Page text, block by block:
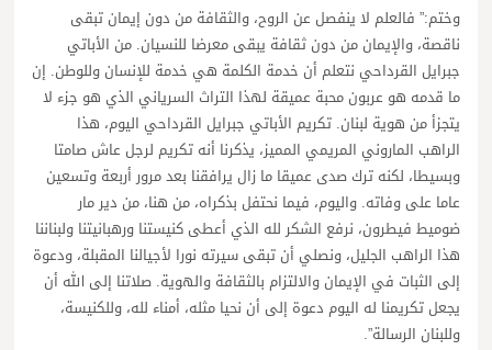
وختم:” فالعلم لا ينفصل عن الروح، والثقافة من دون إيمان تبقى
ناقصة، والإيمان من دون ثقافة يبقى معرضا للنسيان. من الأباتي
جبرايل القرداحي نتعلم أن خدمة الكلمة هي خدمة للإنسان وللوطن. إن
ما قدمه هو عربون محبة عميقة لهذا التراث السرياني الذي هو جزء لا
يتجزأ من هوية لبنان. تكريم الأباتي جبرايل القرداحي اليوم، هذا
الراهب الماروني المريمي المميز، يذكرنا أنه تكريم لرجل عاش صامتا
وبسيطا، لكنه ترك صدى عميقا ما زال يرافقنا بعد مرور أربعة وتسعين
عاما على وفاته. واليوم، فيما نحتفل بذكراه، من هنا، من دير مار
ضوميط فيطرون، نرفع الشكر لله الذي أعطى كنيستنا ورهبانيتنا ولبناننا
هذا الراهب الجليل، ونصلي أن تبقى سيرته نورا لأجيالنا المقبلة، ودعوة
إلى الثبات في الإيمان والالتزام بالثقافة والهوية. صلاتنا إلى الله أن
يجعل تكريمنا له اليوم دعوة إلى أن نحيا مثله، أمناء لله، وللكنيسة،
وللبنان الرسالة”.